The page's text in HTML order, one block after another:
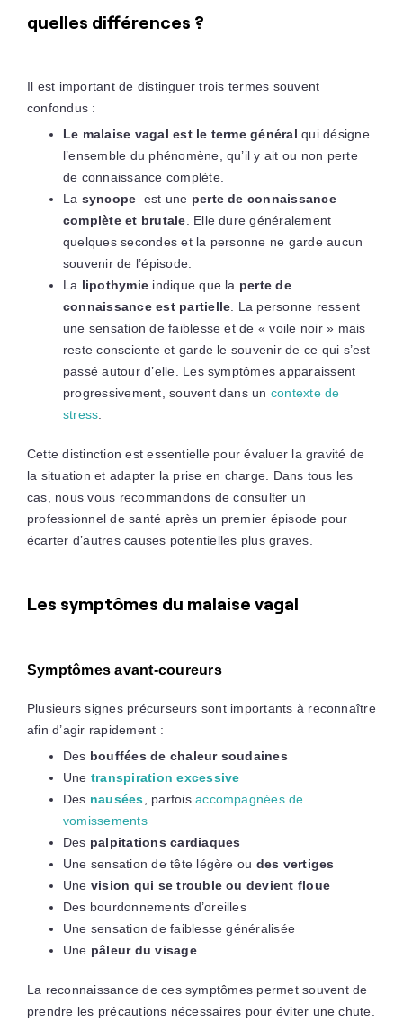
quelles différences ?
Il est important de distinguer trois termes souvent
confondus :
Le malaise vagal est le terme généralqui désigne
l’ensemble du phénomène, qu’il y ait ou non perte
de connaissance complète.
La syncope est une perte de connaissance
complète et brutale . Elle dure généralement
quelques secondes et la personne ne garde aucun
souvenir de l’épisode.
La lipothymie indique que la perte de
connaissance est partielle . La personne ressent
une sensation de faiblesse et de « voile noir » mais
reste consciente et garde le souvenir de ce qui s’est
passé autour d’elle. Les symptômes apparaissent
progressivement, souvent dans un contexte de
stress
Cette distinction est essentielle pour évaluer la gravité de
la situation et adapter la prise en charge. Dans tous les
cas, nous vous recommandons de consulter un
professionnel de santé après un premier épisode pour
écarter d’autres causes potentielles plus graves.
Les symptômes du malaise vagal
Symptômes avant-coureurs
Plusieurs signes précurseurs sont importants à reconnaître
afin d’agir rapidement :
Des bouffées de chaleur soudaines
Une transpiration excessive
Des nausées , parfoisaccompagnées de
vomissements
Des palpitations cardiaques
Une sensation de tête légère ou des vertiges
Une vision qui se trouble ou devient floue
Des bourdonnements d’oreilles
Une sensation de faiblesse généralisée
Une pâleur du visage
La reconnaissance de ces symptômes permet souvent de
prendre les précautions nécessaires pour éviter une chute.